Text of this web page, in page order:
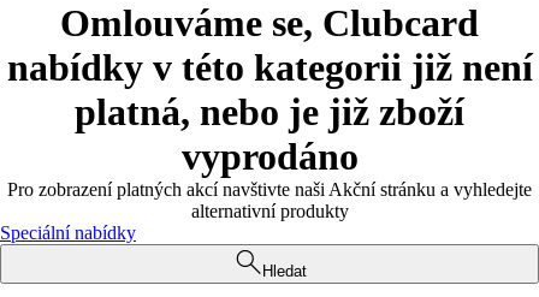
Omlouváme se, Clubcard
nabídky v této kategorii již není
platná, nebo je již zboží
vyprodáno
Pro zobrazení platných akcí navštivte naši Akční stránku a vyhledejte
alternativní produkty
Speciální nabídky
Hledat